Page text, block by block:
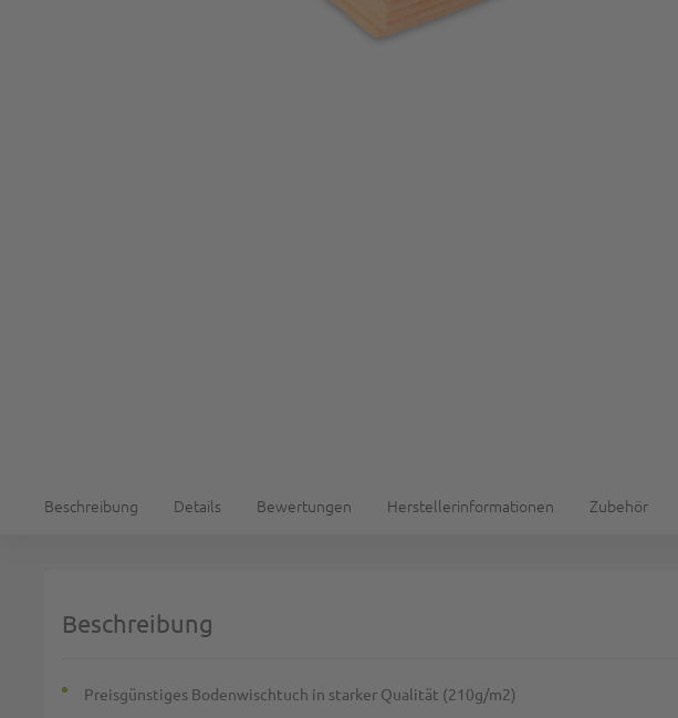
Beschreibung Details Bewertungen Herstellerinformationen Zubehör
Beschreibung
Preisgünstiges Bodenwischtuch in starker Qualität (210g/m2)